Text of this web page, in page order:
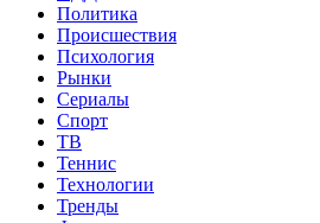
Политика
Происшествия
Психология
Рынки
Сериалы
Спорт
ТВ
Теннис
Технологии
Тренды